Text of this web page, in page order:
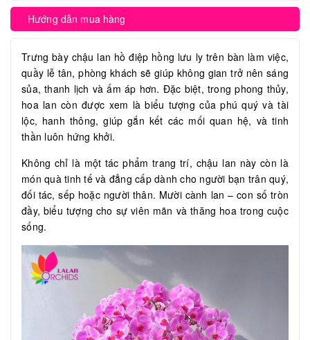
Hướng dẫn mua hàng
Trưng bày chậu lan hồ điệp hồng lưu ly trên bàn làm việc,
quầy lễ tân, phòng khách sẽ giúp không gian trở nên sáng
sủa, thanh lịch và ấm áp hơn. Đặc biệt, trong phong thủy,
hoa lan còn được xem là biểu tượng của phú quý và tài
lộc, hanh thông, giúp gắn kết các mối quan hệ, và tinh
thần luôn hứng khởi.
Không chỉ là một tác phẩm trang trí, chậu lan này còn là
món quà tinh tế và đẳng cấp dành cho người bạn trân quý,
đối tác, sếp hoặc người thân. Mười cành lan – con số tròn
đầy, biểu tượng cho sự viên mãn và thăng hoa trong cuộc
sống.